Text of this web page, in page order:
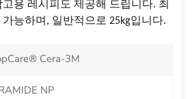
용 레시피도 제공해 드립니다. 최
능하며, 일반적으로 25kg입니다.
Cera-3M
NP